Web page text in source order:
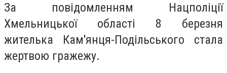
За повідомленням Нацполіції
Хмельницької області 8 березня
жителька Кам'янця-Подільського стала
жертвою гражежу.